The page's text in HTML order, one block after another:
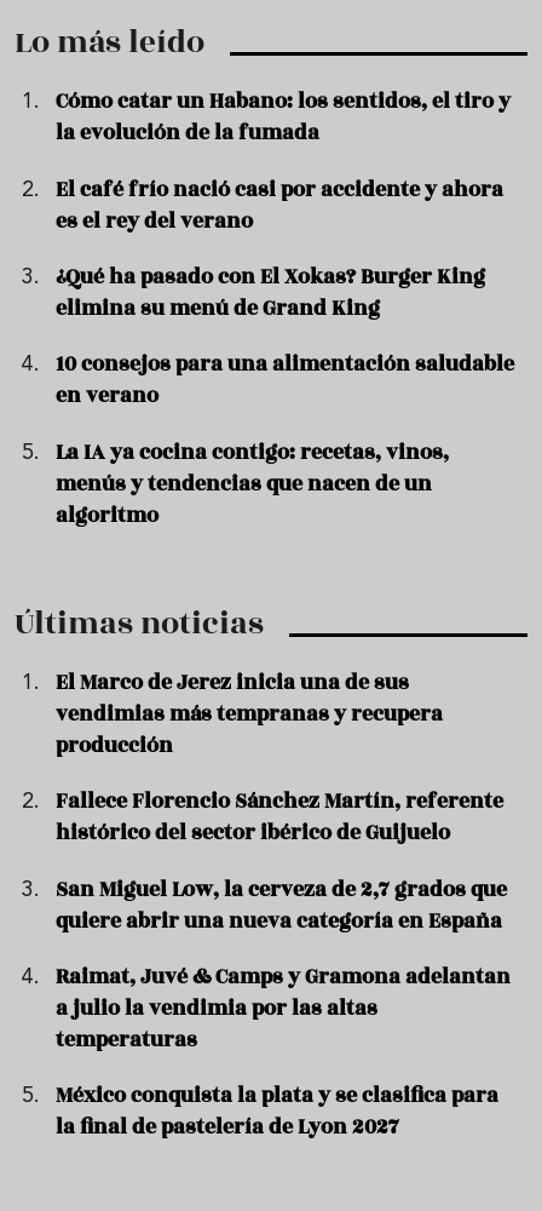
Lo más leído
Cómo catar un Habano: los sentidos, el tiro y
la evolución de la fumada
El café frío nació casi por accidente y ahora
es el rey del verano
¿Qué ha pasado con El Xokas? Burger King
elimina su menú de Grand King
10 consejos para una alimentación saludable
en verano
La IA ya cocina contigo: recetas, vinos,
menús y tendencias que nacen de un
algoritmo
Últimas noticias
El Marco de Jerez inicia una de sus
vendimias más tempranas y recupera
producción
Fallece Florencio Sánchez Martín, referente
histórico del sector ibérico de Guijuelo
San Miguel Low, la cerveza de 2,7 grados que
quiere abrir una nueva categoría en España
Raimat, Juvé & Camps y Gramona adelantan
a julio la vendimia por las altas
temperaturas
México conquista la plata y se clasifica para
la final de pastelería de Lyon 2027